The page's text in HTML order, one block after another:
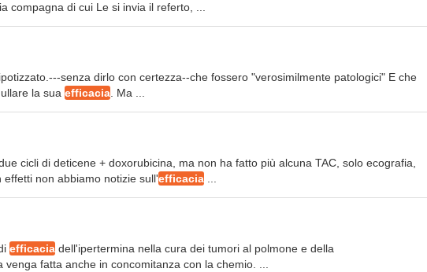
compagna di cui Le si invia il referto, ...
senza dirlo con certezza--che fossero "verosimilmente patologici" E che
la sua efficacia . Ma ...
cicli di deticene + doxorubicina, ma non ha fatto più alcuna TAC, solo ecografia,
non abbiamo notizie sull'efficacia
efficacia dell'ipertermina nella cura dei tumori al polmone e della
fatta anche in concomitanza con la chemio. ...